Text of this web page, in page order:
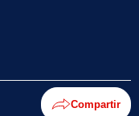
Compartir